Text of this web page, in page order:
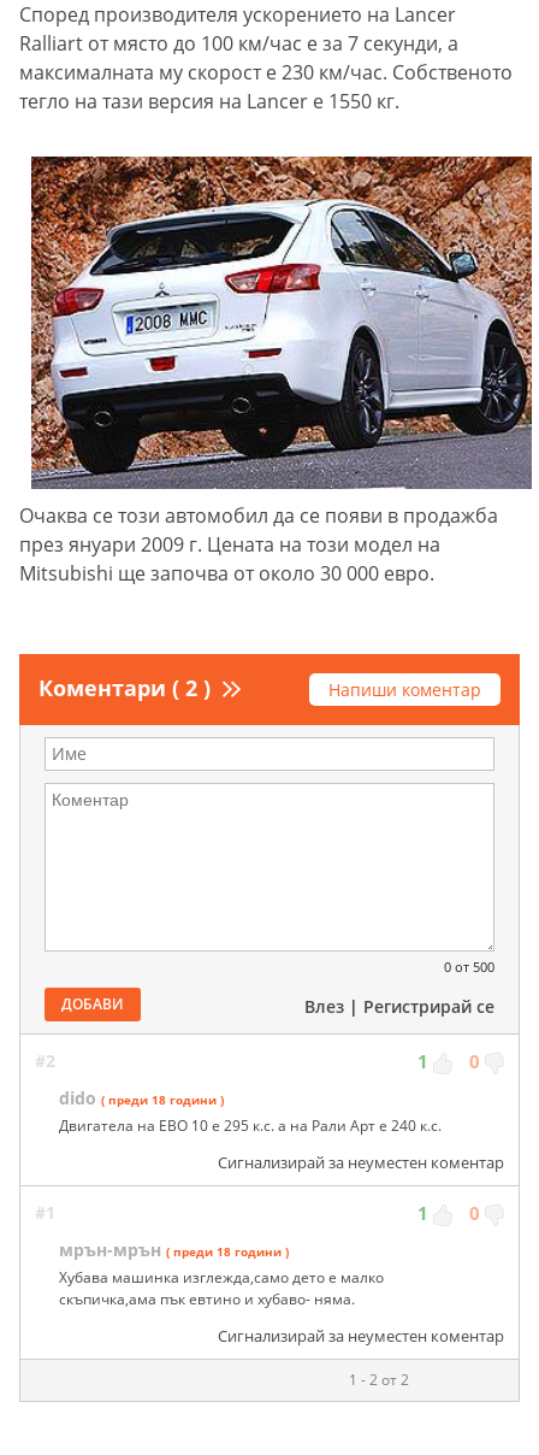
Според производителя ускорението на Lancer
Ralliart от място до 100 км/час е за 7 секунди, а
максималната му скорост е 230 км/час. Собственото
тегло на тази версия на Lancer е 1550 кг.
Очаква се този автомобил да се появи в продажба
през януари 2009 г. Цената на този модел на
Mitsubishi ще започва от около 30 000 евро.
Коментари ( 2 ) Напиши коментар
0 от 500
ДОБАВИ Влез | Регистрирай се
#2 1 0
dido ( преди 18 години )
Двигатела на ЕВО 10 е 295 к.с. а на Рали Арт е 240 к.с.
Сигнализирай за неуместен коментар
#1 1 0
мрън-мрън ( преди 18 години )
Хубава машинка изглежда,само дето е малко
скъпичка,ама пък евтино и хубаво- няма.
Сигнализирай за неуместен коментар
1 - 2 от 2